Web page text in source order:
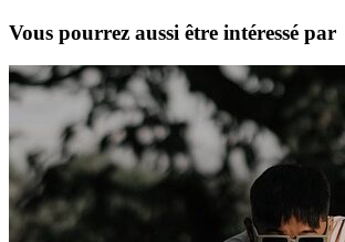
Vous pourrez aussi être intéressé par